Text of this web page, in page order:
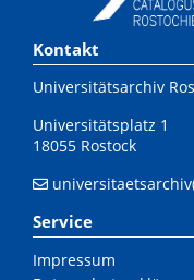
Kontakt
Universitätsarchiv
Universitätsplatz 1
18055 Rostock
Service
Impressum